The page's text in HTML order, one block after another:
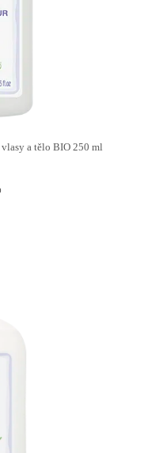
a tělo BIO 250 ml